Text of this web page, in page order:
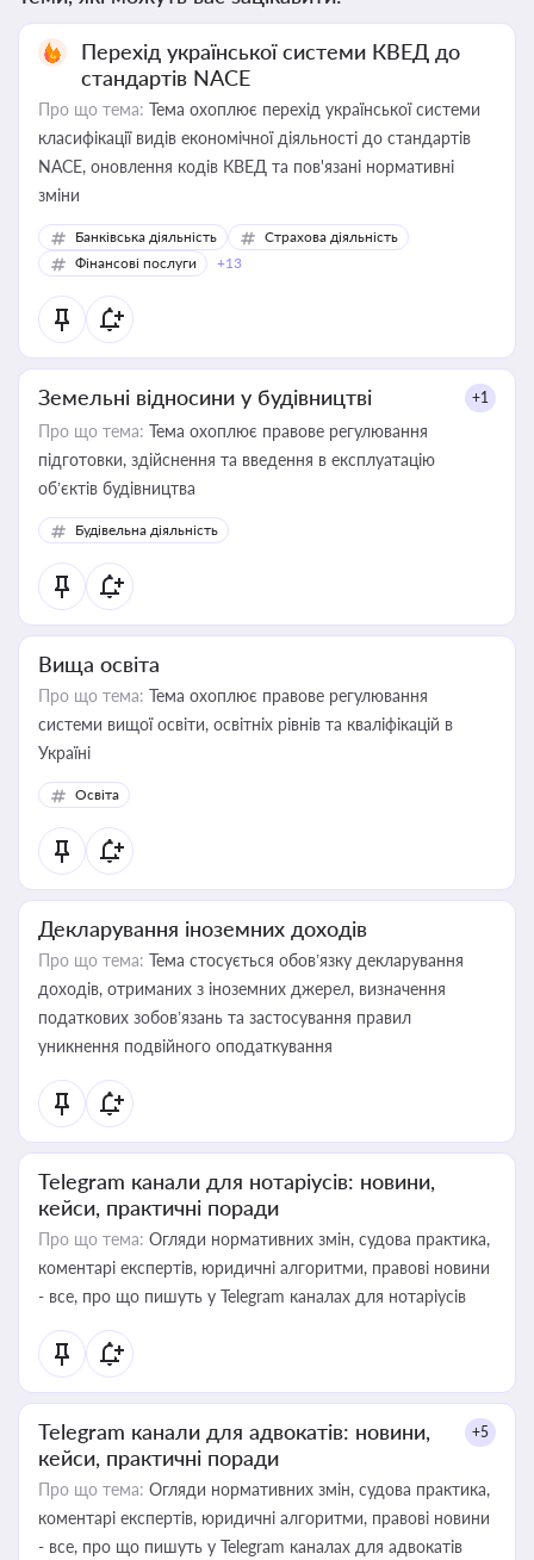
Перехід української системи КВЕД до
стандартів NACE
Про що тема: Тема охоплює перехід української системи
класифікації видів економічної діяльності до стандартів
NACE, оновлення кодів КВЕД та пов'язані нормативні
зміни
Банківська діяльність
Страхова діяльність
Фінансові послуги
+13
Земельні відносини у будівництві +1
Про що тема: Тема охоплює правове регулювання
підготовки, здійснення та введення в експлуатацію
об’єктів будівництва
Будівельна діяльність
Вища освіта
Про що тема: Тема охоплює правове регулювання
системи вищої освіти, освітніх рівнів та кваліфікацій в
Україні
Освіта
Декларування іноземних доходів
Про що тема: Тема стосується обов’язку декларування
доходів, отриманих з іноземних джерел, визначення
податкових зобов’язань та застосування правил
уникнення подвійного оподаткування
Telegram канали для нотаріусів: новини,
кейси, практичні поради
Про що тема: Огляди нормативних змін, судова практика,
коментарі експертів, юридичні алгоритми, правові новини
- все, про що пишуть у Telegram каналах для нотаріусів
Telegram канали для адвокатів: новини,
кейси, практичні поради
+5
Про що тема: Огляди нормативних змін, судова практика,
коментарі експертів, юридичні алгоритми, правові новини
- все, про що пишуть у Telegram каналах для адвокатів